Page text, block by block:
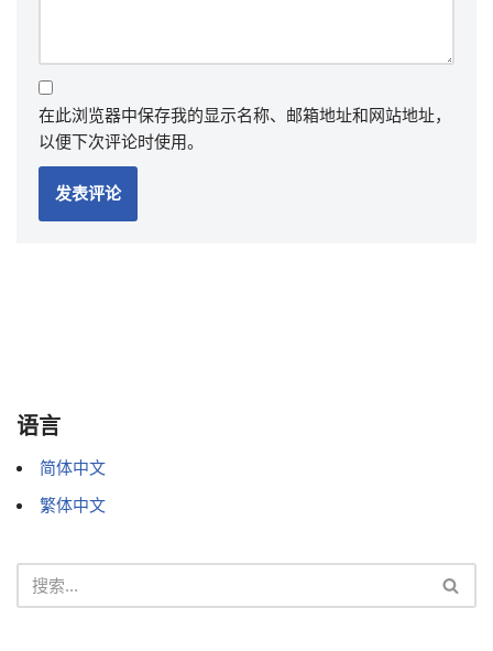
在此浏览器中保存我的显示名称、邮箱地址和网站地址，
以便下次评论时使用。
语言
简体中文
繁体中文